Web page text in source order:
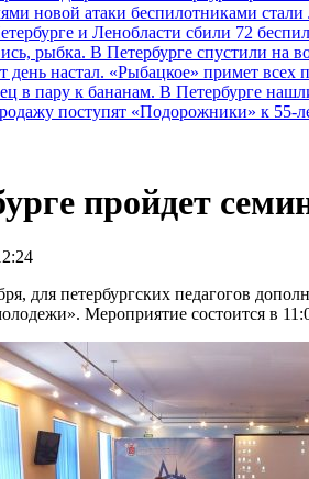
новой атаки беспилотниками
и Ленобласти сбили 72
рыбка. В Петербурге спустили на
день настал. «Рыбацкое» примет всех
в пару к бананам. В Петербурге
поступят «Подорожники» к 55-
пройдет
для петербургских педагогов
Мероприятие состоится в